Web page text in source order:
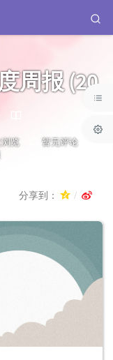
周报 (20
浏览
暂无评论
分享到：